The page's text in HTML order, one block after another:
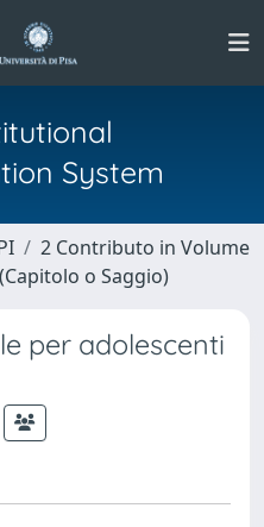
System
2 Contributo in Volume
o Saggio)
per adolescenti